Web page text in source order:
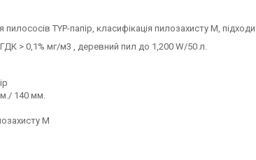
TYP-папір, класифікація пилозахисту М,
> 0,1% мг/м3 , деревний пил до 1,200 W/50 л.
140 мм.
М